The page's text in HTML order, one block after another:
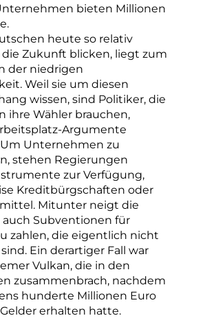
bieten Millionen
heute so relativ
Zukunft blicken, liegt zum
der niedrigen
Weil sie um diesen
wissen, sind Politiker, die
ihre Wähler brauchen,
Argumente
Unternehmen zu
stehen Regierungen
zur Verfügung,
Kreditbürgschaften oder
Mitunter neigt die
auch Subventionen für
zahlen, die eigentlich nicht
Ein derartiger Fall war
Vulkan, die in den
zusammenbrach, nachdem
hunderte Millionen Euro
erhalten hatte.